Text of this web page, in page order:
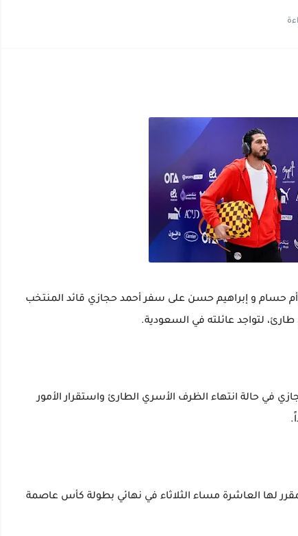
حسام و إبراهيم حسن على سفر أحمد حجازي قائد المنتخب
لتواجد عائلته في السعودية.
في حالة انتهاء الظرف الأسري الطارئ واستقرار الأمور
لها العاشرة مساء الثلاثاء في نهائي بطولة كأس عاصمة